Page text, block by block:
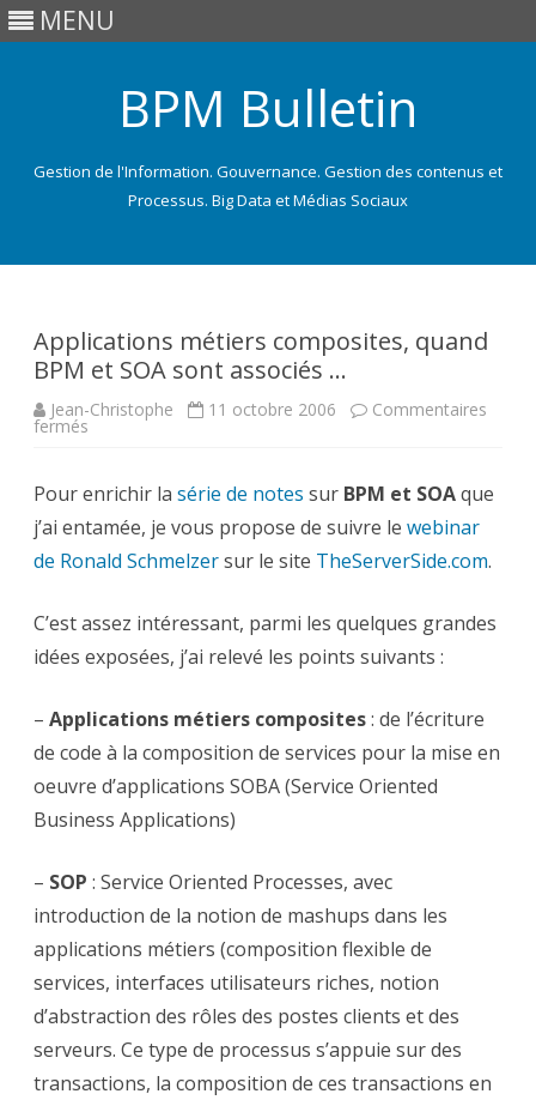
MENU
BPM Bulletin
Gestion de l'Information. Gouvernance. Gestion des contenus et
Processus. Big Data et Médias Sociaux
Applications métiers composites, quand
BPM et SOA sont associés …
Jean-Christophe 11 octobre 2006 Commentaires
fermés
quand
BPM
et
SOA
sont
associés
Pour enrichir la série de notes sur BPM et SOAque
j’ai entamée, je vous propose de suivre le webinar
de Ronald Schmelzersur le site TheServerSide.com.
C’est assez intéressant, parmi les quelques grandes
idées exposées, j’ai relevé les points suivants :
– Applications métiers composites: de l’écriture
de code à la composition de services pour la mise en
oeuvre d’applications SOBA (Service Oriented
Business Applications)
– SOP : Service Oriented Processes, avec
introduction de la notion de mashups dans les
applications métiers (composition flexible de
services, interfaces utilisateurs riches, notion
d’abstraction des rôles des postes clients et des
serveurs. Ce type de processus s’appuie sur des
transactions, la composition de ces transactions en